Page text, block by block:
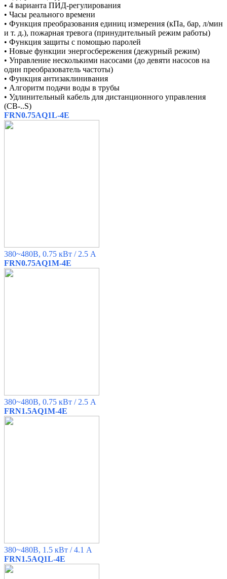
• 4 варианта ПИД-регулирования
• Часы реального времени
• Функция преобразования единиц измерения (кПа, бар, л/мин
и т. д.), пожарная тревога (принудительный режим работы)
• Функция защиты с помощью паролей
• Новые функции энергосбережения (дежурный режим)
• Управление несколькими насосами (до девяти насосов на
один преобразователь частоты)
• Функция антизаклинивания
• Алгоритм подачи воды в трубы
• Удлинительный кабель для дистанционного управления
(CB-..S)
FRN0.75AQ1L-4E
380~480B, 0.75 кВт / 2.5 A
FRN0.75AQ1M-4E
380~480B, 0.75 кВт / 2.5 A
FRN1.5AQ1M-4E
380~480B, 1.5 кВт / 4.1 A
FRN1.5AQ1L-4E